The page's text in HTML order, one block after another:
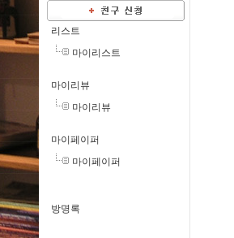
리스트
마이리스트
마이리뷰
마이리뷰
마이페이퍼
마이페이퍼
방명록